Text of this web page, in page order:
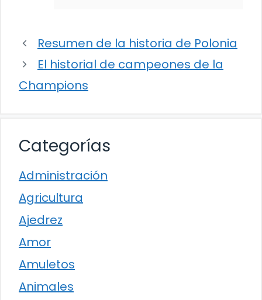
Resumen de la historia de Polonia
El historial de campeones de la
Champions
Categorías
Administración
Agricultura
Ajedrez
Amor
Amuletos
Animales